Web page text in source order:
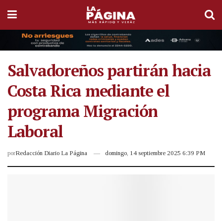
Salvadoreños partirán hacia
Costa Rica mediante el
programa Migración
Laboral
porRedacción Diario La Página domingo, 14 septiembre 2025 6:39 PM